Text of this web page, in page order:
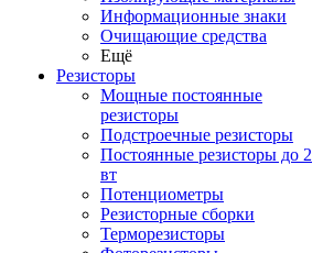
Информационные знаки
Очищающие средства
Ещё
Резисторы
Мощные постоянные
резисторы
Подстроечные резисторы
Постоянные резисторы до 2
вт
Потенциометры
Резисторные сборки
Терморезисторы